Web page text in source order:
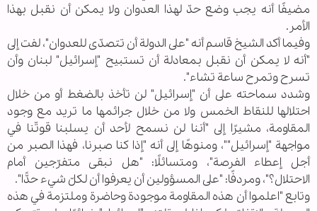
مضيفًا أنه يجب وضع حدّ لهذا العدوان ولا يمكن أن نقبل بهذا
الأمر.
وفيما أكد الشيخ قاسم أنه "على الدولة أن تتصدّى للعدوان"، لفت إلى
"أنه لا يمكن أن نقبل بمعادلة أن تستبيح "إسرائيل" لبنان وأن
تسرح وتمرح ساعة تشاء".
وشدد سماحته على أن "إسرائيل" لن تأخذ بالضغط أو من خلال
احتلالها للنقاط الخمس ولا من خلال جرائمها ما تريد مع وجود
المقاومة، مشيرًا إلى "أننا لن نسمح لأحد أن يسلبنا قوتّنا في
مواجهة "إسرائيل""، ومنوهًا إلى أنه "إذا كنا صبرنا، فهذا الصبر من
أجل إعطاء الفرصة"، ومتسائلًا: "هل نبقى متفرّجين أمام
الاحتلال؟"، ومردفًا: "على المسؤولين أن يعرفوا أن لكلّ شيء حدًّا".
وتابع "اعلموا ‏أن هذه المقاومة موجودة وحاضرة وملتزمة في هذه